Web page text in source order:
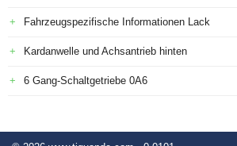
Fahrzeugspezifische Informationen Lack
Kardanwelle und Achsantrieb hinten
6 Gang-Schaltgetriebe 0A6